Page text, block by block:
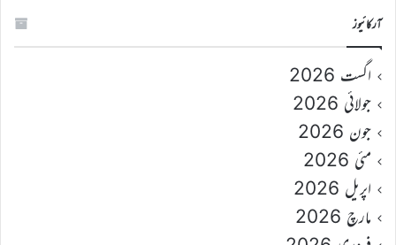
آرکائیوز
اگست 2026
جولائی 2026
جون 2026
مئی 2026
اپریل 2026
مارچ 2026